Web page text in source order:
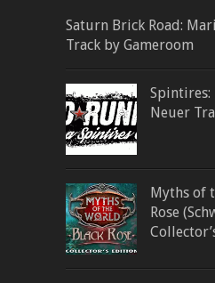
Saturn Brick Road:
Track by Gameroom
Spintires:
Neuer
Myths of
Rose